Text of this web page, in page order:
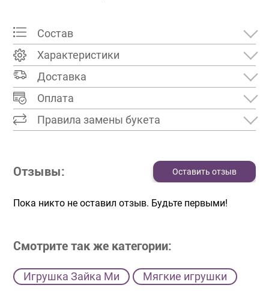
Состав
Характеристики
Доставка
Оплата
Правила замены букета
Отзывы: Оставить отзыв
Пока никто не оставил отзыв. Будьте первыми!
Смотрите так же категории:
Игрушка Зайка Ми Мягкие игрушки